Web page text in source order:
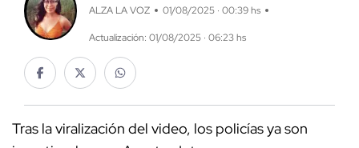
ALZA LA VOZ 01/08/2025 · 00:39 hs
Actualización: 01/08/2025 · 06:23 hs
Tras la viralización del video, los policías ya son